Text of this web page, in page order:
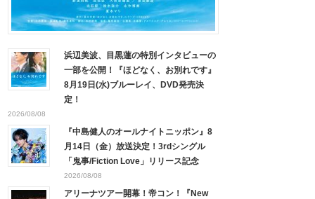
浜辺美波、目黒蓮の特別インタビューの
一部を公開！『ほどなく、お別れです』
8月19日(水)ブルーレイ、DVD発売決
定！
2026/08/08
『中島健人のオールナイトニッポン』8
月14日（金）放送決定！3rdシングル
「鬼事/Fiction Love」リリース記念
2026/08/08
アリーナツアー開幕！帝コン！『New